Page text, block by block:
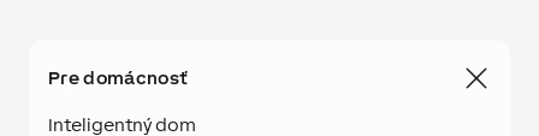
Pre domácnosť
Inteligentný dom